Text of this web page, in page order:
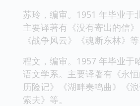
苏玲，编审。1951 年毕业于
主要译著有《没有寄出的信》
《战争风云》《魂断东林》等
程文，编审。1957 年毕业于
语文学系。主要译著有《永
历险记》《湖畔奏鸣曲》《
索夫》等。